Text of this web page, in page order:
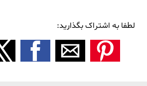
لطفا به اشتراک بگذارید: